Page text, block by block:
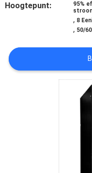
VRAAG
Hoogtepunt:
95%
, 8
, 50/